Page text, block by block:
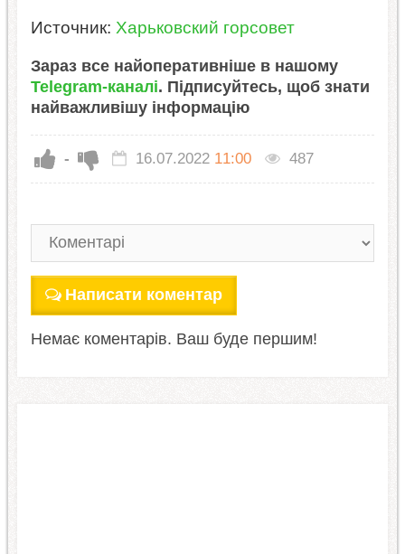
Источник: Харьковский горсовет
Зараз все найоперативніше в нашому
Telegram-каналі. Підписуйтесь, щоб знати
найважливішу інформацію
- 16.07.2022 11:00 487
Написати коментар
Немає коментарів. Ваш буде першим!